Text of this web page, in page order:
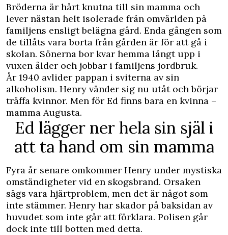
Bröderna är hårt knutna till sin mamma och
lever nästan helt isolerade från omvärlden på
familjens ensligt belägna gård. Enda gången som
de tillåts vara borta från gården är för att gå i
skolan. Sönerna bor kvar hemma långt upp i
vuxen ålder och jobbar i fa­miljens jordbruk.
År 1940 avlider pappan i sviterna av sin
alkoholism. Henry vänder sig nu utåt och börjar
träffa kvinnor. Men för Ed finns bara en kvinna –
mamma Augusta.
Ed lägger ner hela sin själ i
att ta hand om sin mamma
Fyra år senare omkommer Henry under mystiska
omständigheter vid en skogsbrand. Orsaken
sägs vara hjärtproblem, men det är något som
inte stämmer. Henry har skador på baksidan av
huvudet som inte går att förklara. Polisen går
dock inte till botten med detta.